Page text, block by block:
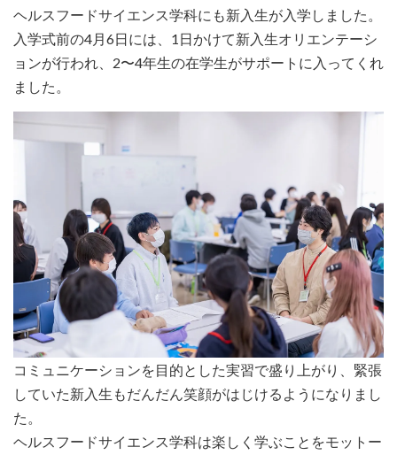
ヘルスフードサイエンス学科にも新入生が入学しました。
入学式前の4月6日には、1日かけて新入生オリエンテーシ
ョンが行われ、2〜4年生の在学生がサポートに入ってくれ
ました。
コミュニケーションを目的とした実習で盛り上がり、緊張
していた新入生もだんだん笑顔がはじけるようになりまし
た。
ヘルスフードサイエンス学科は楽しく学ぶことをモットー